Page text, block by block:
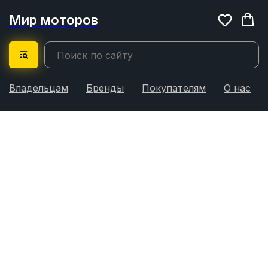
Мир моторов
Владельцам Бренды Покупателям О нас